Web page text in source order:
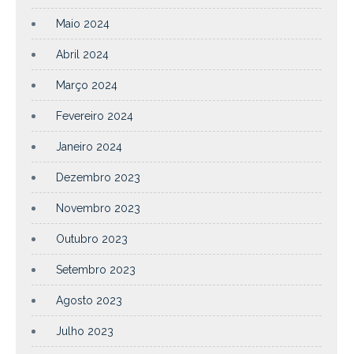
Maio 2024
Abril 2024
Março 2024
Fevereiro 2024
Janeiro 2024
Dezembro 2023
Novembro 2023
Outubro 2023
Setembro 2023
Agosto 2023
Julho 2023